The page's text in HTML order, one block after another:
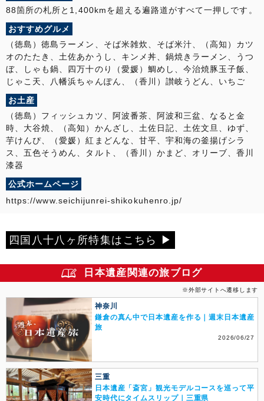
88箇所の札所と1,400kmを超える遍路道がすべて一押しです。
おすすめグルメ
（徳島）徳島ラーメン、そば米雑炊、そば米汁、（高知）カツ
オのたたき、土佐あかうし、キンメ丼、鍋焼きラーメン、うつ
ぼ、しゃも鍋、四万十のり（愛媛）鯛めし、今治焼豚玉子飯、
じゃこ天、八幡浜ちゃんぽん、（香川）讃岐うどん、いちご
お土産
（徳島）フィッシュカツ、阿波番茶、阿波和三盆、なると金
時、大谷焼、（高知）かんざし、土佐日記、土佐文旦、ゆず、
芋けんぴ、（愛媛）紅まどんな、甘平、宇和海の釜揚げシラ
ス、五色そうめん、タルト、（香川）かまど、オリーブ、香川
漆器
公式ホームページ
https://www.seichijunrei-shikokuhenro.jp/
四国八十八ヶ所特集はこちら ▶
日本遺産関連の旅ブログ
※外部サイトへ遷移します
神奈川
鎌倉の真ん中で日本遺産を作る｜週末日本遺産
旅
2026/06/27
三重
日本遺産「斎宮」観光モデルコースを巡って平
安時代にタイムスリップ｜三重県